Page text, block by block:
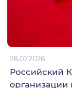
28.07.2026
Российский
организации